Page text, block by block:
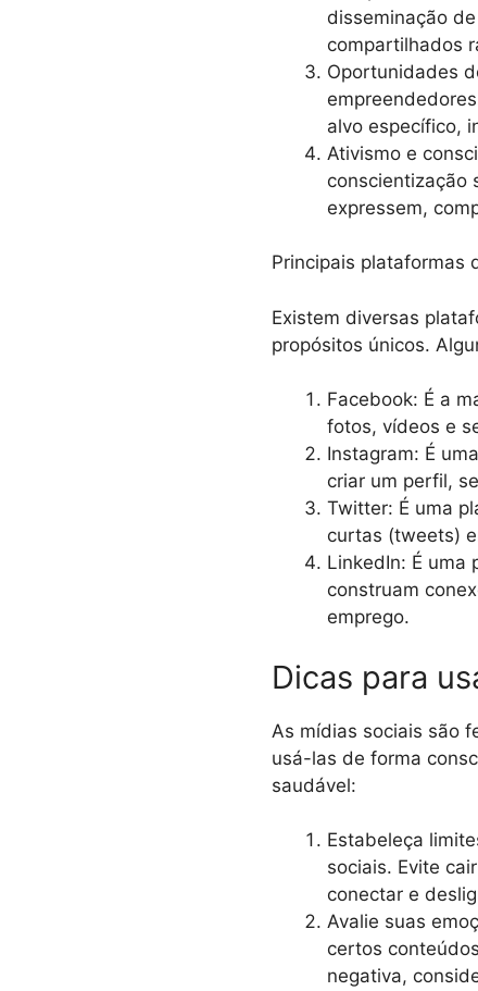
disseminação
compartilhados
Oportunidades
alvo específico,
Ativismo e
conscientização
expressem,
Principais plataformas
Existem diversas
propósitos únicos.
Facebook: É a
fotos, vídeos e
Instagram: É
criar um perfil,
Twitter: É uma
curtas (tweets)
LinkedIn: É uma
construam
emprego.
Dicas para
As mídias sociais são
usá-las de forma
saudável:
Estabeleça
sociais. Evite
conectar e
Avalie suas
certos
negativa,